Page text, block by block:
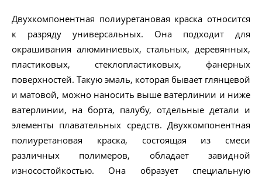
Двухкомпонентная полиуретановая краска относится
к разряду универсальных. Она подходит для
окрашивания алюминиевых, стальных, деревянных,
пластиковых, стеклопластиковых, фанерных
поверхностей. Такую эмаль, которая бывает глянцевой
и матовой, можно наносить выше ватерлинии и ниже
ватерлинии, на борта, палубу, отдельные детали и
элементы плавательных средств. Двухкомпонентная
полиуретановая краска, состоящая из смеси
различных полимеров, обладает завидной
износостойкостью. Она образует специальную